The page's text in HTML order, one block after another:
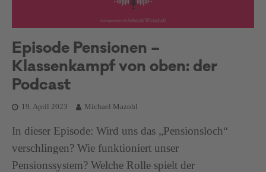
Episode Pensionen –
Klassenkampf von oben: der
Podcast
19. April 2023 Michael Mazohl
In dieser Episode: Wird uns das „Pensionsloch“
verschlingen? Wie funktioniert unser
Pensionssystem? Welche Rolle spielt der